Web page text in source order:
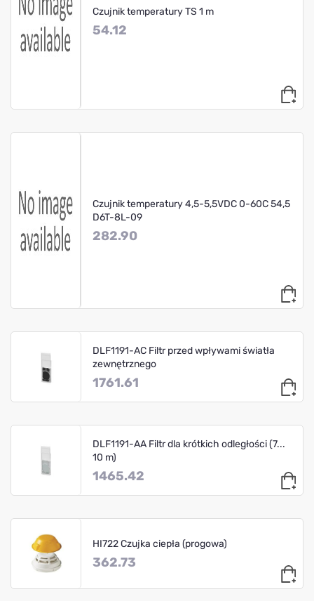
Czujnik temperatury TS 1 m
54.12
Czujnik temperatury 4,5-5,5VDC 0-60C 54,5
D6T-8L-09
282.90
DLF1191-AC Filtr przed wpływami światła
zewnętrznego
1761.61
DLF1191-AA Filtr dla krótkich odległości (7...
10 m)
1465.42
HI722 Czujka ciepła (progowa)
362.73